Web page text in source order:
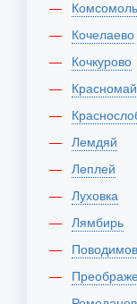
Кочелаево
Кочкурово
Лемдяй
Леплей
Луховка
Лямбирь